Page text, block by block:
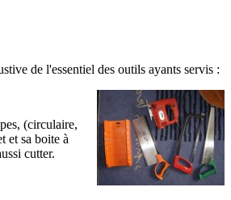
de l'essentiel des outils ayants servis :
(circulaire,
et sa boite à
cutter.